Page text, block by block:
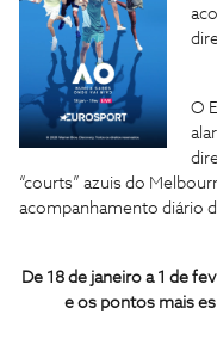
O
“courts” azuis do
acompanhamento diário
De 18 de janeiro a 1 de
e os pontos mais